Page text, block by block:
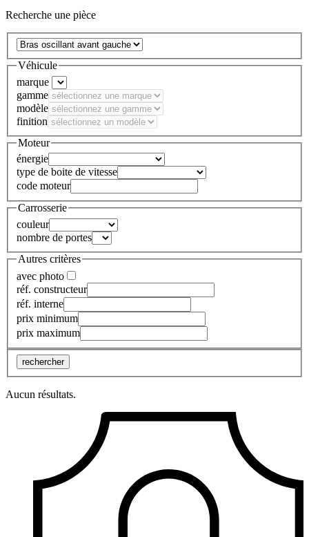
Recherche une pièce
Véhicule
marque
gamme
modèle
finition
Moteur
énergie
type de boite de vitesse
code moteur
Carrosserie
couleur
nombre de portes
Autres critères
avec photo
réf. constructeur
réf. interne
prix minimum
prix maximum
rechercher
Aucun résultats.